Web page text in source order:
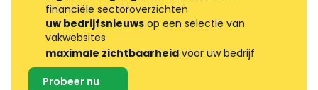
financiële sectoroverzichten
uw bedrijfsnieuws op een selectie van
vakwebsites
maximale zichtbaarheid voor uw bedrijf
Probeer nu